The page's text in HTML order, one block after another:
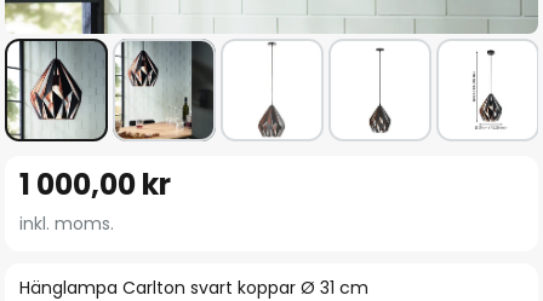
till
början
bildgalleriet
Hänglampa Carlton svart koppar Ø 31 cm
1 000,00 kr
inkl. moms.